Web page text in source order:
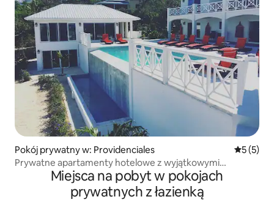
Pokój prywatny w: Providenciales Średnia
5 (5)
Prywatne apartamenty hotelowe z wyjątkowymi
widokamiMiejsca na pobyt w pokojach
prywatnych z łazienką